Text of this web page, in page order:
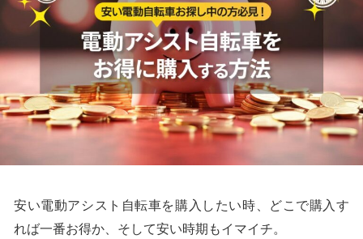
安い電動アシスト自転車を購入したい時、どこで購入す
れば一番お得か、そして安い時期もイマイチ。